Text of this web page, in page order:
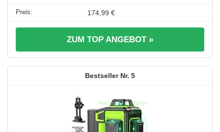
174,99 €
ZUM TOP ANGEBOT »
5